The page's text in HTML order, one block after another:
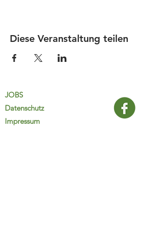
Diese Veranstaltung teilen
JOBS
Datenschutz
Impressum